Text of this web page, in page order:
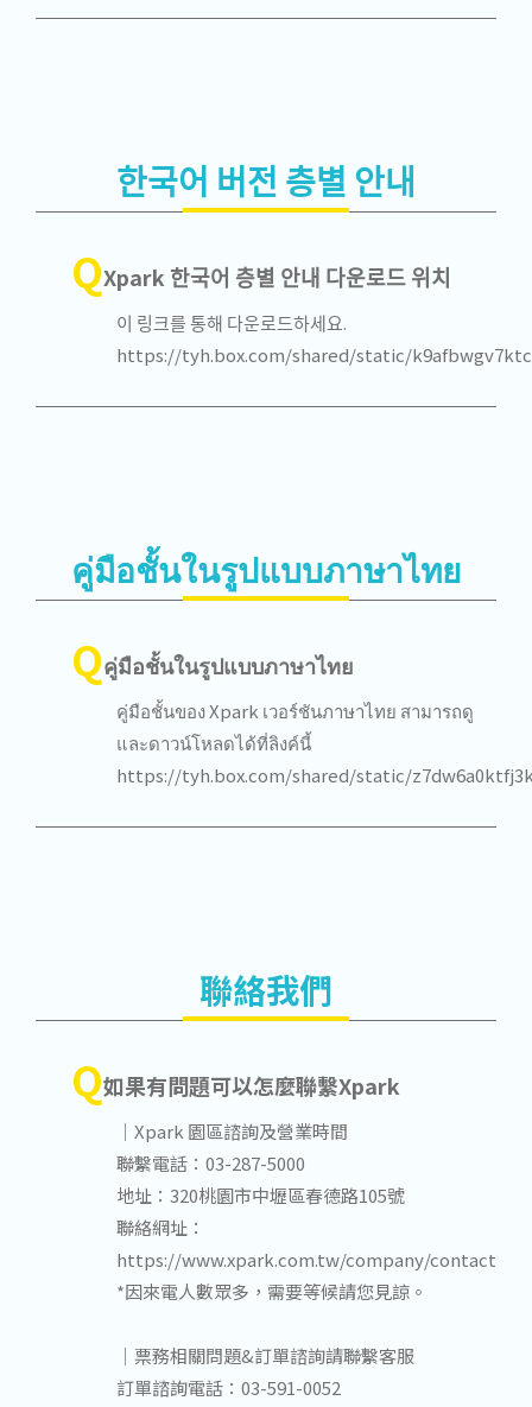
한국어 버전 층별 안내
QXpark 한국어 층별 안내 다운로드 위치
이 링크를 통해 다운로드하세요.
https://tyh.box.com/shared/static/
คู่มือชั้นในรูปแบบภาษาไทย
Qคู่มือชั้นในรูปแบบภาษาไทย
คู่มือชั้นของ Xpark เวอร์ชันภาษาไทย สามารถดู
และดาวน์โหลดได้ที่ลิงค์นี้
https://tyh.box.com/shared/static/
聯絡我們
Q如果有問題可以怎麼聯繫Xpark
｜Xpark 園區諮詢及營業時間
聯繫電話：03-287-5000
地址：320桃園市中壢區春德路105號
聯絡網址：
https://www.xpark.com.tw/company/contact
*因來電人數眾多，需要等候請您見諒。
｜票務相關問題&訂單諮詢請聯繫客服
訂單諮詢電話：03-591-0052